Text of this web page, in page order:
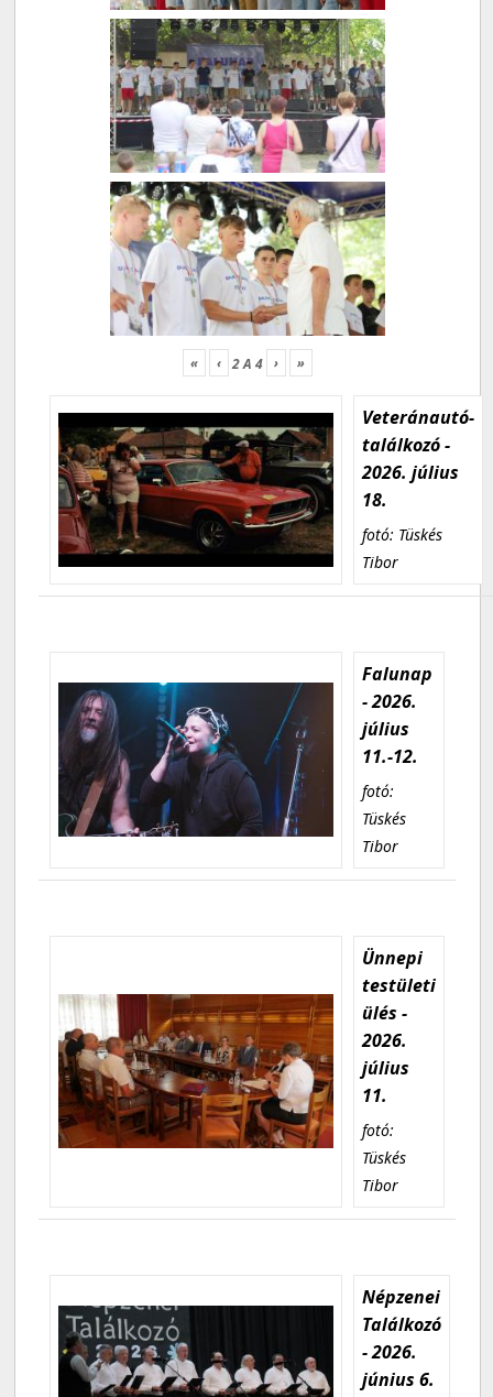
« ‹ 2A 4 › »
Veteránautó-
találkozó -
2026. július
18.
fotó: Tüskés
Tibor
Falunap
- 2026.
július
11.-12.
fotó:
Tüskés
Tibor
Ünnepi
testületi
ülés -
2026.
július
11.
fotó:
Tüskés
Tibor
Népzenei
Találkozó
- 2026.
június 6.